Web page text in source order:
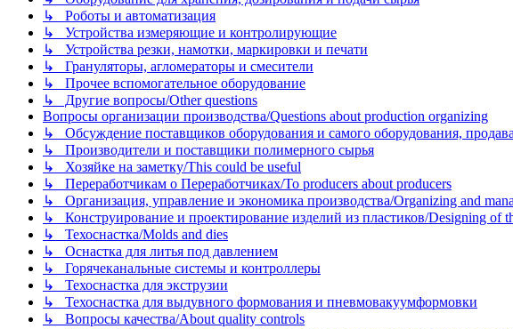
↳ Роботы и автоматизация
↳ Устройства измеряющие и контролирующие
↳ Устройства резки, намотки, маркировки и печати
↳ Грануляторы, агломераторы и смесители
↳ Прочее вспомогательное оборудование
↳ Другие вопросы/Other questions
Вопросы организации производства/Questions about production organizing
↳ Обсуждение поставщиков оборудования и самого оборудования,
↳ Производители и поставщики полимерного сырья
↳ Хозяйке на заметку/This could be useful
↳ Переработчикам о Переработчиках/To producers about producers
↳ Организация, управление и экономика производства/Organizing and
↳ Конструирование и проектирование изделий из пластиков/Designing of
↳ Техоснастка/Molds and dies
↳ Оснастка для литья под давлением
↳ Горячеканальные системы и контроллеры
↳ Техоснастка для экструзии
↳ Техоснастка для выдувного формования и пневмовакуумформовки
↳ Вопросы качества/About quality controls